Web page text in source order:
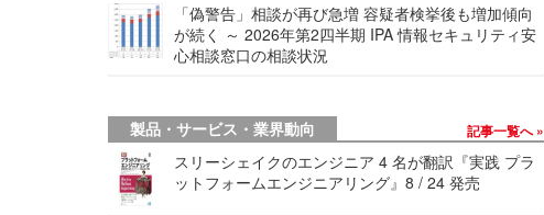
「偽警告」相談が再び急増 容疑者検挙後も増加傾向
が続く ～ 2026年第2四半期 IPA 情報セキュリティ安
心相談窓口の相談状況
製品・サービス・業界動向 記事一覧へ
スリーシェイクのエンジニア 4 名が翻訳『実践 プラ
ットフォームエンジニアリング』8 / 24 発売